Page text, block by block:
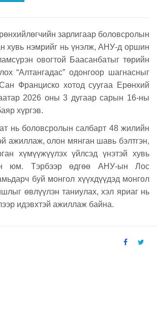
зарлигаар боловсролын
хувь нэмрийг нь үнэлж, АНУ-д оршин
овогтой Баасанбатыг төрийн
“Алтангадас” одонгоор шагнасныг
Франциско хотод суугаа Ерөнхий
2026 оны 3 дугаар сарын 16-ны
хүргэв.
нь боловсролын салбарт 48 жилийн
ажиллаж, олон мянган шавь бэлтгэн,
хүмүүжүүлэх үйлсэд үнэтэй хувь
юм. Тэрбээр өдгөө АНУ-ын Лос
буй монгол хүүхдүүдэд монгол
өвлүүлэн таниулах, хэл яриаг нь
идэвхтэй ажиллаж байна.